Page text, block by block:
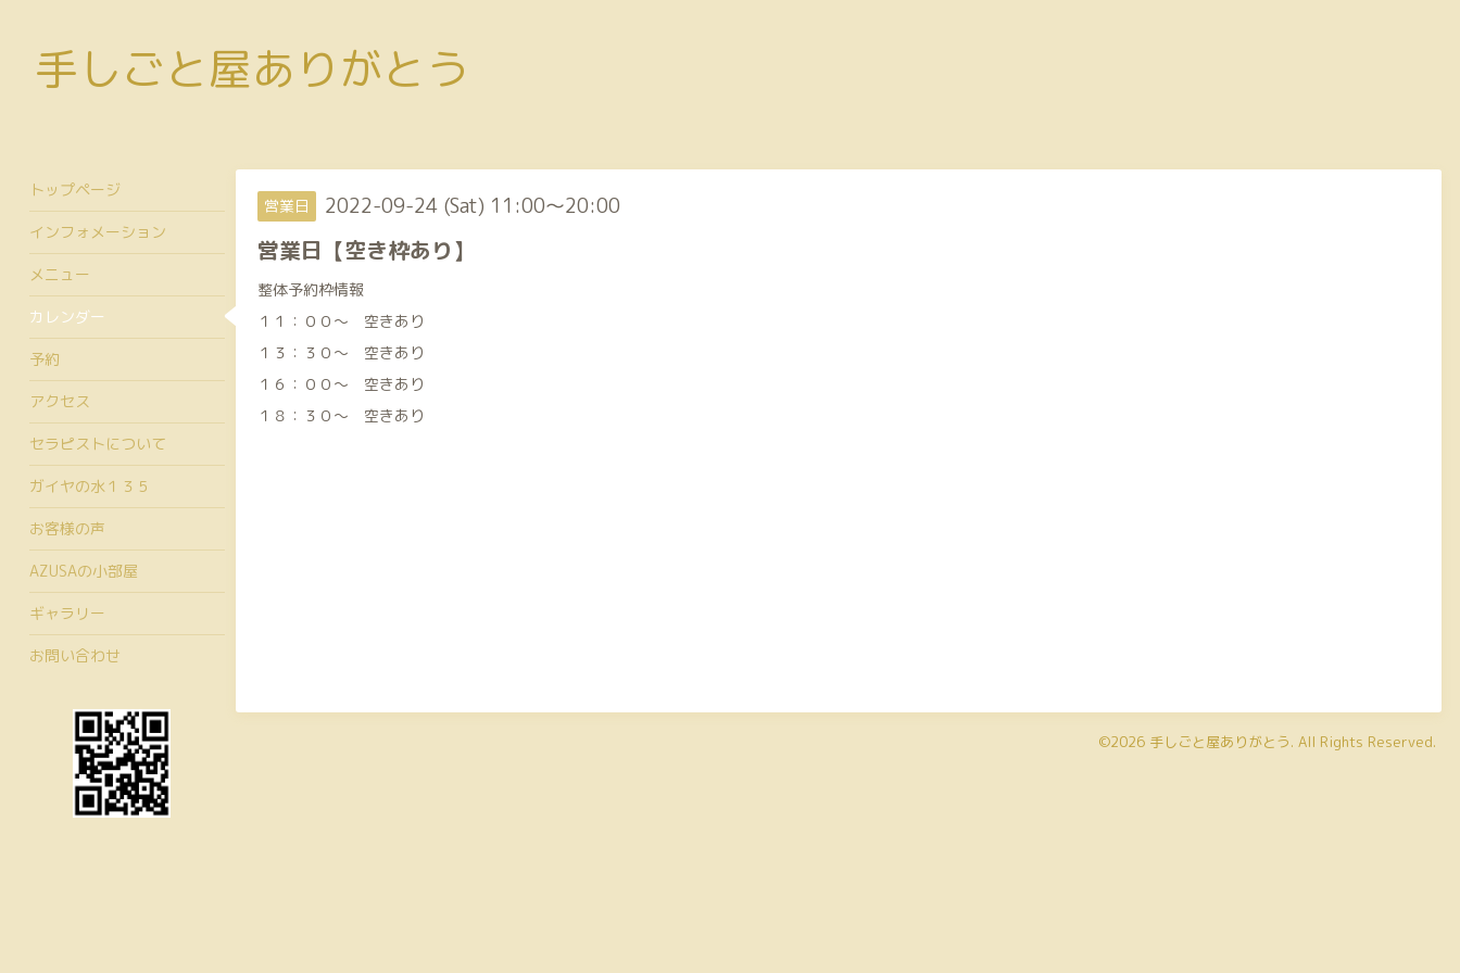
手しごと屋ありがとう
営業日 2022-09-24 (Sat) 11:00～20:00
営業日【空き枠あり】
整体予約枠情報
１１：００～ 空きあり
１３：３０～ 空きあり
１６：００～ 空きあり
１８：３０～ 空きあり
©2026 手しごと屋ありがとう. All Rights Reserved.
トップページ
インフォメーション
メニュー
カレンダー
予約
アクセス
セラピストについて
ガイヤの水１３５
お客様の声
AZUSAの小部屋
ギャラリー
お問い合わせ